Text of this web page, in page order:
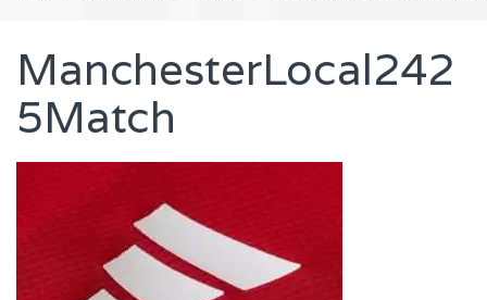
ManchesterLocal242
5Match